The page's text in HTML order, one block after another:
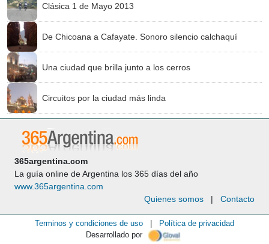
Clásica 1 de Mayo 2013
De Chicoana a Cafayate. Sonoro silencio calchaquí
Una ciudad que brilla junto a los cerros
Circuitos por la ciudad más linda
365argentina.com
La guía online de Argentina los 365 días del año
www.365argentina.com
Quienes somos | Contacto
Terminos y condiciones de uso
Política de privacidad
Desarrollado por